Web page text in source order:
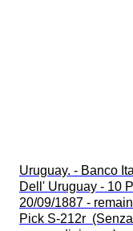
Uruguay. - Banco
Dell' Uruguay - 10
20/09/1887 -
Pick S-212r  (Senza